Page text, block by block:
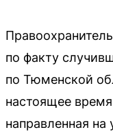
по факту
по Тюменской
настоящее
направленная на